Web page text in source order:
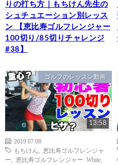
りの打ち方｜もちけん先生の
シュチュエーション別レッス
ン 【恵比寿ゴルフレンジャー
100切り/85切りチャレンジ
#38】
ゴルフのレッスン動画
13:58
2019.07.08
もちけん
恵比寿ゴルフレンジャ
ー
恵比寿ゴルフレンジャー White